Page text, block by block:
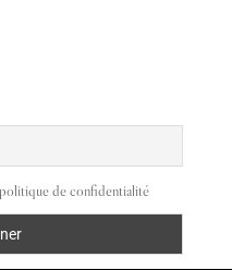
de confidentialité